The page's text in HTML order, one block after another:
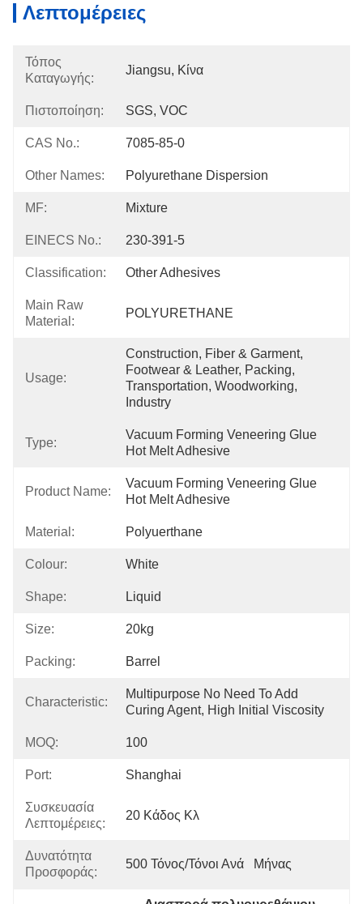
Λεπτομέρειες
Τόπος
Καταγωγής:
Jiangsu, Κίνα
Πιστοποίηση: SGS, VOC
CAS No.: 7085-85-0
Other Names: Polyurethane Dispersion
MF: Mixture
EINECS No.: 230-391-5
Classification: Other Adhesives
Main Raw
Material:
POLYURETHANE
Usage:
Construction, Fiber & Garment,
Footwear & Leather, Packing,
Transportation, Woodworking,
Industry
Type:
Vacuum Forming Veneering Glue
Hot Melt Adhesive
Product Name:
Vacuum Forming Veneering Glue
Hot Melt Adhesive
Material: Polyuerthane
Colour: White
Shape: Liquid
Size: 20kg
Packing: Barrel
Characteristic:
Multipurpose No Need To Add
Curing Agent, High Initial Viscosity
MOQ: 100
Port: Shanghai
Συσκευασία
Λεπτομέρειες:
20 Κάδος Κλ
Δυνατότητα
Προσφοράς:
500 Τόνος/τόνοι Ανά   Μήνας